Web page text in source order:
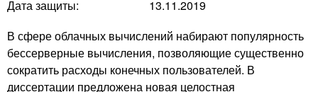
Дата защиты:
13.11.2019
В сфере облачных вычислений набирают популярность
бессерверные вычисления, позволяющие существенно
сократить расходы конечных пользователей. В
диссертации предложена новая целостная